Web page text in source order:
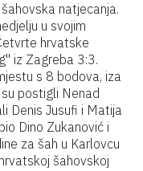
natjecanja.
u svojim
hrvatske
iz Zagreba 3:3.
s 8 bodova, iza
postigli Nenad
Denis Jusufi i Matija
Dino Zukanović i
za šah u Karlovcu
šahovskoj